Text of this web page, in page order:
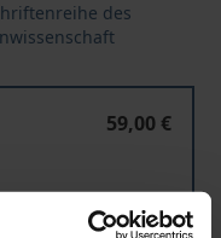
des
59,00 €